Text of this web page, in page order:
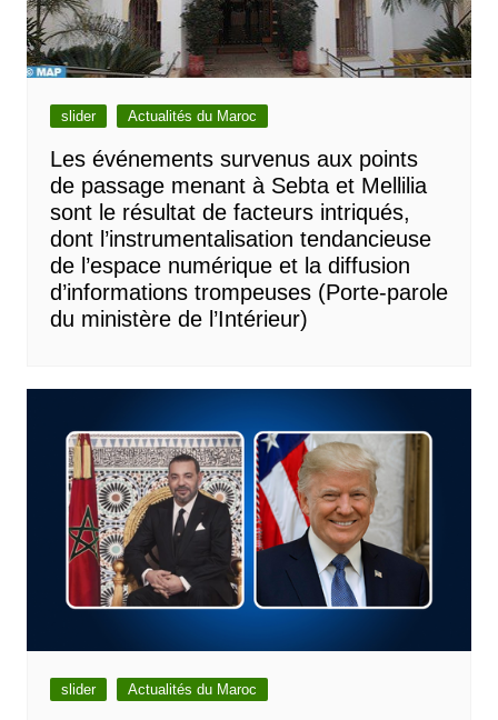
slider Actualités du Maroc
Les événements survenus aux points
de passage menant à Sebta et Mellilia
sont le résultat de facteurs intriqués,
dont l’instrumentalisation tendancieuse
de l’espace numérique et la diffusion
d’informations trompeuses (Porte-parole
du ministère de l’Intérieur)
slider Actualités du Maroc